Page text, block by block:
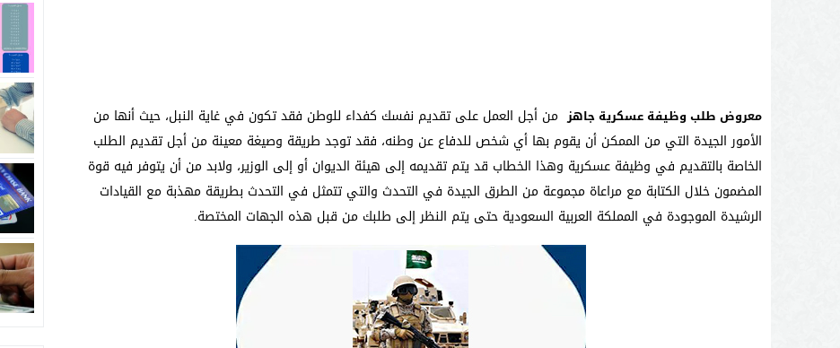
معروض طلب وظيفة عسكرية جاهزمن أجل العمل على تقديم نفسك كفداء للوطن فقد تكون في غاية النبل، حيث أنها من
الأمور الجيدة التي من الممكن أن يقوم بها أي شخص للدفاع عن وطنه، فقد توجد طريقة وصيغة معينة من أجل تقديم الطلب
الخاصة بالتقديم في وظيفة عسكرية وهذا الخطاب قد يتم تقديمه إلى هيئة الديوان أو إلى الوزير، ولابد من أن يتوفر فيه قوة
المضمون خلال الكتابة مع مراعاة مجموعة من الطرق الجيدة في التحدث والتي تتمثل في التحدث بطريقة مهذبة مع القيادات
الرشيدة الموجودة في المملكة العربية السعودية حتى يتم النظر إلى طلبك من قبل هذه الجهات المختصة.